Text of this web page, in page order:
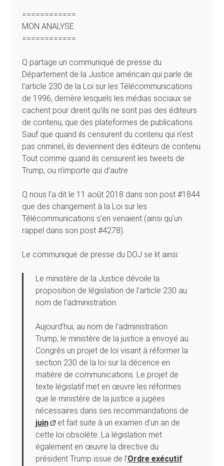
============
MON ANALYSE
============
Q partage un communiqué de presse du
Département de la Justice américain qui parle de
l’article 230 de la Loi sur les Télécommunications
de 1996, derrière lesquels les médias sociaux se
cachent pour dirent qu’ils ne sont pas des éditeurs
de contenu, que des plateformes de publications.
Sauf que quand ils censurent du contenu qui n’est
pas criminel, ils deviennent des éditeurs de contenu.
Tout comme quand ils censurent les tweets de
Trump, ou n’importe qui d’autre.
Q nous l’a dit le 11 août 2018 dans son post #1844
que des changement à la Loi sur les
Télécommunications s’en venaient (ainsi qu’un
rappel dans son post #4278).
Le communiqué de presse du DOJ se lit ainsi:
Le ministère de la Justice dévoile la
proposition de législation de l’article 230 au
nom de l’administration.
Aujourd’hui, au nom de l’administration
Trump, le ministère de la justice a envoyé au
Congrès un projet de loi visant à réformer la
section 230 de la loi sur la décence en
matière de communications. Le projet de
texte législatif met en œuvre les réformes
que le ministère de la justice a jugées
nécessaires dans ses recommandations de
juin
et fait suite à un examen d’un an de
cette loi obsolète. La législation met
également en œuvre la directive du
président Trump issue de l’Ordre exécutif